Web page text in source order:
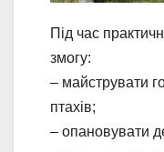
Під час
змогу:
– майструвати
птахів;
– опановувати